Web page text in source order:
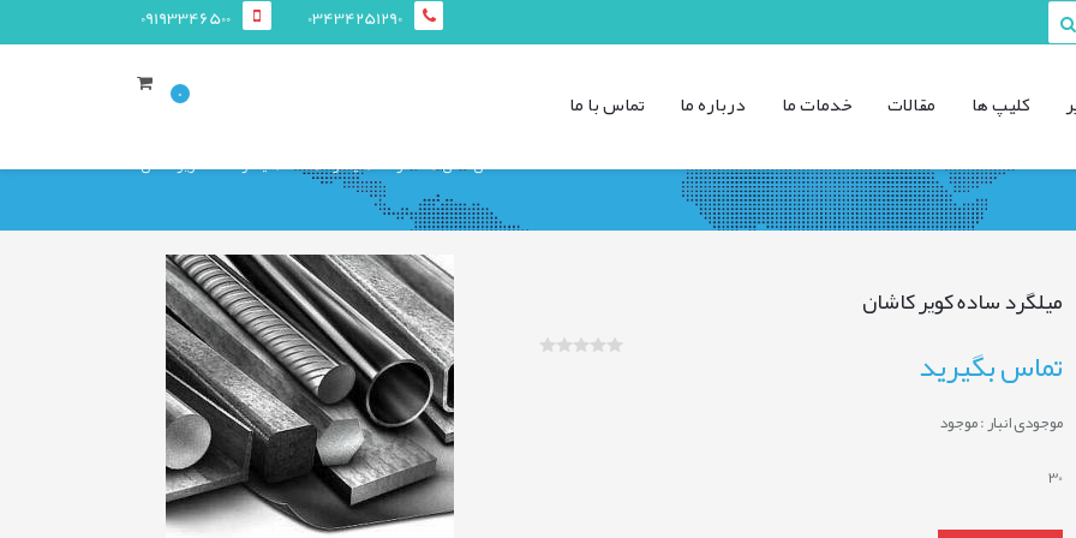
03434251290
09193346500
0 کليپ ها مقالات خدمات ما درباره ما تماس با ما
صفحه ی اصلی محصولات میلگرد ساده میلگرد ساده کویر کاشان
میلگرد ساده کویر کاشان
تماس بگیرید
موجودی انبار :موجود
30